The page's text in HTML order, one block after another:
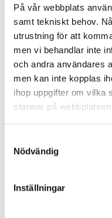
På vår webbplats
samt tekniskt behov.
utrustning för att
men vi behandlar inte
och andra användares
men kan inte kopplas
ihop uppgifter om vilka
stannar på
Nödvändig
Inställningar
grundläggande
Vanliga frågor
Är det fel i en
täckning?
Vad kan jag göra